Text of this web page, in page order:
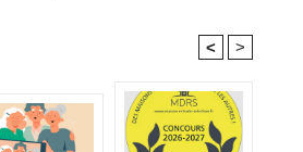
< >